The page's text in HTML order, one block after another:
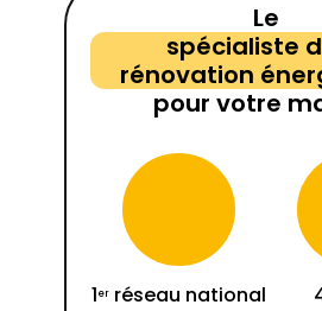
Le
spécialiste
rénovation
pour votre
1erréseau national